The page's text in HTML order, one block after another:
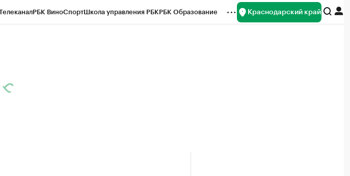
РБК ВиноСпортШкола управления РБКРБК Образование Краснодарский край